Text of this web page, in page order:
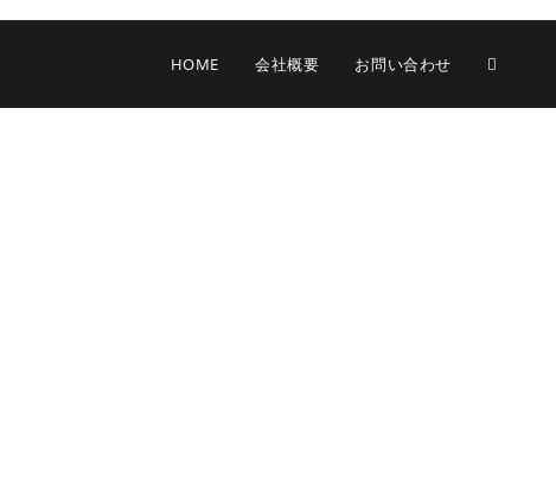
HOME 会社概要 お問い合わせ